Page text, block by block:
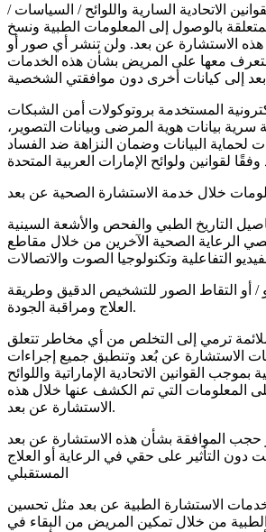
الاتحادية السارية واللوائح / السياسات /
بالوصول إلى المعلومات الطبية ونسخ
الاستشارة عن بعد. ولن تنشر أي صور أو
معها على المريض بشأن هذه الخدمات
المستخدمة بروتوكولات أمن الشبكات
سرية بيانات هوية المرضى وبيانات التصوير،
لحماية البيانات وضمان النزاهة ضد الفساد
التاريخ الطبي والفحص والأشعة السينية
الرعاية الصحية الآخرين من خلال مقاطع
أو التقاط الصور للتشخيص الدقيق وطريقة
العلاج ومراقبة الجودة.
ترمي إلى التخلص من أي مخاطر تتعلق
الاستشارة عن بُعد وتنطبق جميع إجراءات
بموجب القوانين الاتحادية الإماراتية واللوائح
المعلومات التي تم الكشف عنها خلال هذه
الاستشارة عن بعد.
الموافقة بشأن هذه الاستشارة عن بعد
دون التأثير على حقي في الرعاية أو العلاج
المستقبلي
الاستشارة الطبية عن بعد مثل تحسين
الطبية من خلال تمكين المريض من البقاء في